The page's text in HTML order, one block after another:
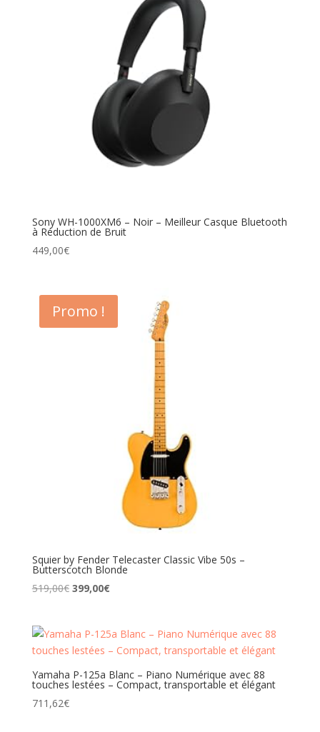
Sony WH-1000XM6 – Noir – Meilleur Casque Bluetooth
à Réduction de Bruit
449,00€
Promo !
Squier by Fender Telecaster Classic Vibe 50s –
Butterscotch Blonde
519,00€ Le
était :
519,00€.
399,00€Le
est :
399,00€.
Yamaha P-125a Blanc – Piano Numérique avec 88
touches lestées – Compact, transportable et élégant
711,62€